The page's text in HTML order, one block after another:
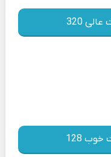
320
128